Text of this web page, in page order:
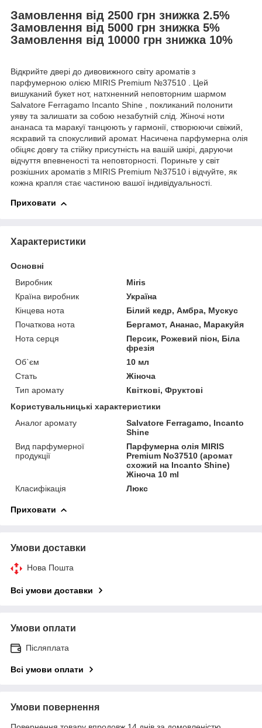
Замовлення від 2500 грн знижка 2.5%
Замовлення від 5000 грн знижка 5%
Замовлення від 10000 грн знижка 10%
Відкрийте двері до дивовижного світу ароматів з
парфумерною олією MIRIS Premium №37510 . Цей
вишуканий букет нот, натхненний неповторним шармом
Salvatore Ferragamo Incanto Shine , покликаний полонити
уяву та залишати за собою незабутній слід. Жіночі ноти
ананаса та маракуї танцюють у гармонії, створюючи свіжий,
яскравий та спокусливий аромат. Насичена парфумерна олія
обіцяє довгу та стійку присутність на вашій шкірі, даруючи
відчуття впевненості та неповторності. Пориньте у світ
розкішних ароматів з MIRIS Premium №37510 і відчуйте, як
кожна крапля стає частиною вашої індивідуальності.
Приховати
Характеристики
Основні
Виробник
Miris
Країна виробник
Україна
Кінцева нота
Білий кедр, Амбра, Мускус
Початкова нота
Бергамот, Ананас, Маракуйя
Нота серця
Персик, Рожевий піон, Біла
фрезія
Об`єм
10 мл
Стать
Жіноча
Тип аромату
Квіткові, Фруктові
Користувальницькі характеристики
Аналог аромату
Salvatore Ferragamo, Incanto
Shine
Вид парфумерної
продукції
Парфумерна олія MIRIS
Premium No37510 (аромат
схожий на Incanto Shine)
Жіноча 10 ml
Класифікація
Люкс
Приховати
Умови доставки
Нова Пошта
Всі умови доставки
Умови оплати
Післяплата
Всі умови оплати
Умови повернення